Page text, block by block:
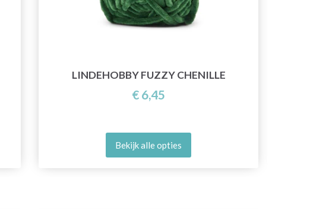
LINDEHOBBY FUZZY CHENILLE
€ 6,45
Bekijk alle opties